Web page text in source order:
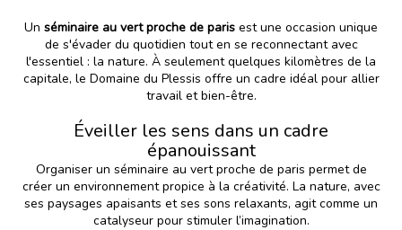
Un séminaire au vert proche de paris est une occasion unique
de s'évader du quotidien tout en se reconnectant avec
l'essentiel : la nature. À seulement quelques kilomètres de la
capitale, le Domaine du Plessis offre un cadre idéal pour allier
travail et bien-être.
Éveiller les sens dans un cadre
épanouissant
Organiser un séminaire au vert proche de paris permet de
créer un environnement propice à la créativité. La nature, avec
ses paysages apaisants et ses sons relaxants, agit comme un
catalyseur pour stimuler l’imagination.